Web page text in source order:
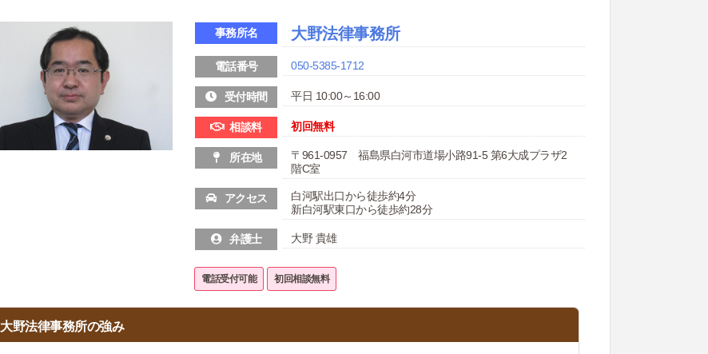
事務所名 大野法律事務所
電話番号 050-5385-1712
受付時間 平日 10:00～16:00
相談料 初回無料
所在地
〒961-0957 福島県白河市道場小路91-5 第6大成プラザ2
階C室
アクセス
白河駅出口から徒歩約4分
新白河駅東口から徒歩約28分
弁護士 大野 貴雄
電話受付可能 初回相談無料
大野法律事務所の強み